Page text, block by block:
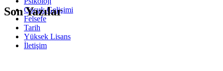
Çocuk Gelişimi
Felsefe
Tarih
Yüksek Lisans
İletişim
Son Yazılar